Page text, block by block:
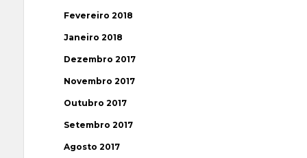
Fevereiro 2018
Janeiro 2018
Dezembro 2017
Novembro 2017
Outubro 2017
Setembro 2017
Agosto 2017